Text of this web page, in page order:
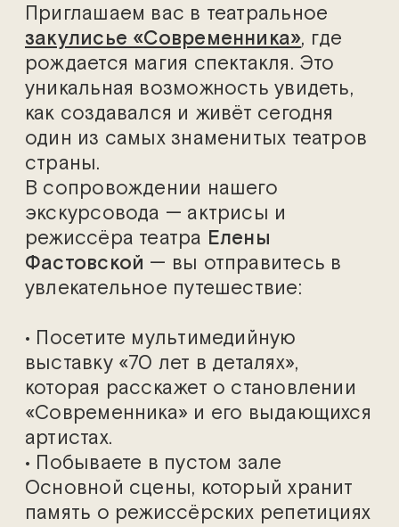
Приглашаем вас в театральное
закулисье «Современника», где
рождается магия спектакля. Это
уникальная возможность увидеть,
как создавался и живёт сегодня
один из самых знаменитых театров
страны.
В сопровождении нашего
экскурсовода — актрисы и
режиссёра театра Елены
Фастовской — вы отправитесь в
увлекательное путешествие:
• Посетите мультимедийную
выставку «70 лет в деталях»,
которая расскажет о становлении
«Современника» и его выдающихся
артистах.
• Побываете в пустом зале
Основной сцены, который хранит
память о режиссёрских репетициях